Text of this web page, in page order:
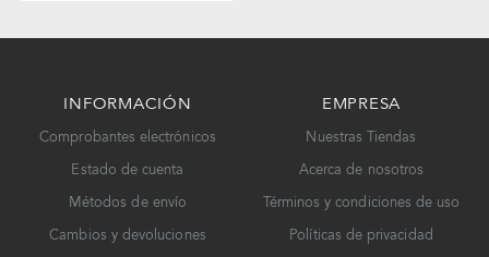
INFORMACIÓN
Comprobantes electrónicos
Estado de cuenta
Métodos de envío
Cambios y devoluciones
EMPRESA
Nuestras Tiendas
Acerca de nosotros
Términos y condiciones de uso
Políticas de privacidad